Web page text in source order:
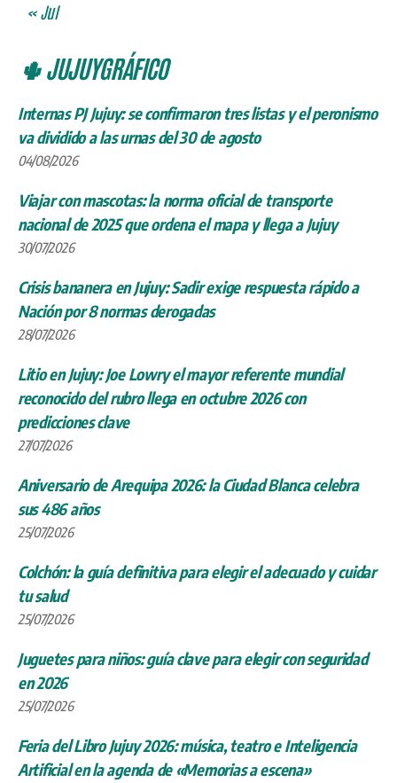
« Jul
🌵 JUJUYGRÁFICO
Internas PJ Jujuy: se confirmaron tres listas y el peronismo
va dividido a las urnas del 30 de agosto
04/08/2026
Viajar con mascotas: la norma oficial de transporte
nacional de 2025 que ordena el mapa y llega a Jujuy
30/07/2026
Crisis bananera en Jujuy: Sadir exige respuesta rápido a
Nación por 8 normas derogadas
28/07/2026
Litio en Jujuy: Joe Lowry el mayor referente mundial
reconocido del rubro llega en octubre 2026 con
predicciones clave
27/07/2026
Aniversario de Arequipa 2026: la Ciudad Blanca celebra
sus 486 años
25/07/2026
Colchón: la guía definitiva para elegir el adecuado y cuidar
tu salud
25/07/2026
Juguetes para niños: guía clave para elegir con seguridad
en 2026
25/07/2026
Feria del Libro Jujuy 2026: música, teatro e Inteligencia
Artificial en la agenda de «Memorias a escena»